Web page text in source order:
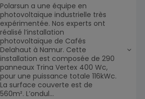
Polarsun a une équipe en
photovoltaïque industrielle très
expérimentée. Nos experts ont
réalisé l’installation
photovoltaïque de Cafés
Delahaut à Namur. Cette
installation est composée de 290
panneaux Trina Vertex 400 Wc,
pour une puissance totale 116kWc.
La surface couverte est de
560m². L’ondul...